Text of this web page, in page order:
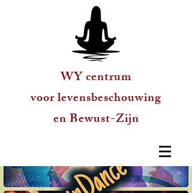
WY centrum
voor levensbeschouwing
en Bewust-Zijn